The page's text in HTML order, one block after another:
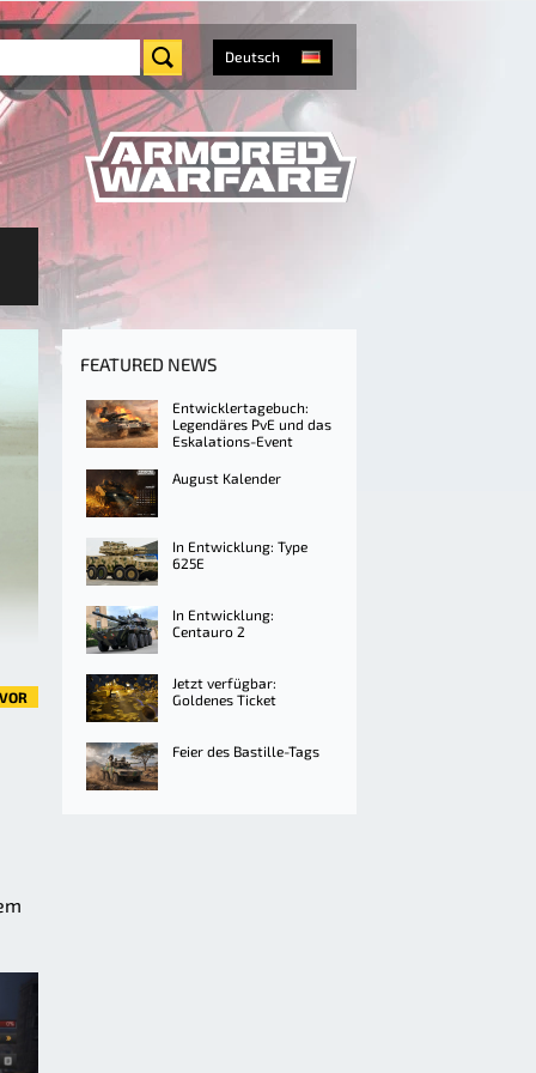
Deutsch
VOR
FEATURED NEWS
Entwicklertagebuch:
Legendäres PvE und das
Eskalations-Event
August Kalender
In Entwicklung: Type
625E
In Entwicklung:
Centauro 2
Jetzt verfügbar:
Goldenes Ticket
Feier des Bastille-Tags